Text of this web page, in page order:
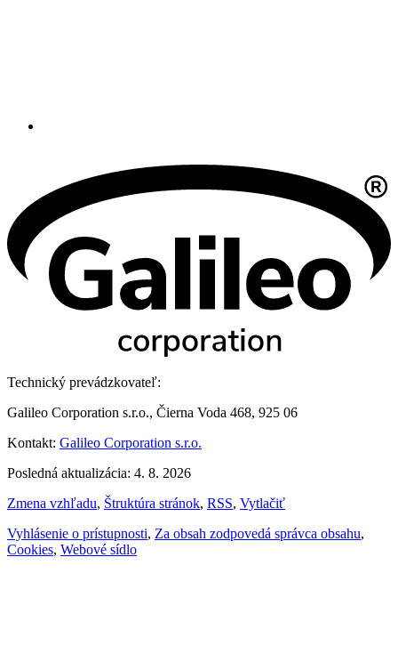
Technický prevádzkovateľ:
Galileo Corporation s.r.o., Čierna Voda 468, 925 06
Kontakt: Galileo Corporation s.r.o.
Posledná aktualizácia: 4. 8. 2026
Zmena vzhľadu, Štruktúra stránok, RSS, Vytlačiť
Vyhlásenie o prístupnosti, Za obsah zodpovedá správca obsahu,
Cookies, Webové sídlo